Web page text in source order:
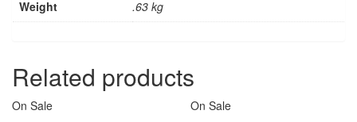
Weight .63 kg
Related products
On Sale
On Sale